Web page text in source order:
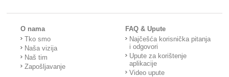
O nama
Tko smo
Naša vizija
Naš tim
Zapošljavanje
FAQ & Upute
Najčešća korisnička pitanja
i odgovori
Upute za korištenje
aplikacije
Video upute